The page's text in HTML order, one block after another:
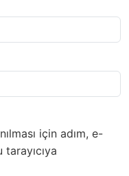
için adım, e-